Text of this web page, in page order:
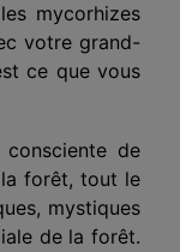
mycorhizes
votre grand-
ce que vous
de
la forêt, tout le
mystiques
de la forêt.